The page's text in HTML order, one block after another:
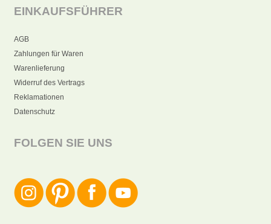
EINKAUFSFÜHRER
AGB
Zahlungen für Waren
Warenlieferung
Widerruf des Vertrags
Reklamationen
Datenschutz
FOLGEN SIE UNS